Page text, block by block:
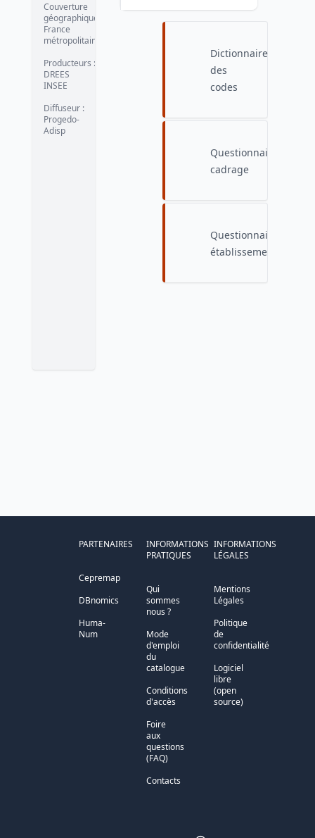
Couverture
géographique
France
métropolitaine
Producteurs :
DREES
INSEE
Diffuseur :
Progedo-
Adisp
Dictionnaire
des
codes
Questionnaire
cadrage
Questionnaire
établissement
PARTENAIRES
Cepremap
DBnomics
Huma-
Num
INFORMATIONS
PRATIQUES
Qui
sommes
nous ?
Mode
d'emploi
du
catalogue
Conditions
d'accès
Foire
aux
questions
(FAQ)
Contacts
INFORMATIONS
LÉGALES
Mentions
Légales
Politique
de
confidentialité
Logiciel
libre
(open
source)